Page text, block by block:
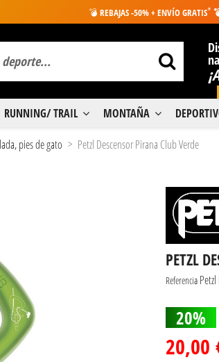
💣 REBAJAS -50% + ENVÍO GRATIS*
RUNNING/ TRAIL MONTAÑA
pies de gato Petzl Descensor Pirana Club Verde
PETZL
Referencia
20%
20,00